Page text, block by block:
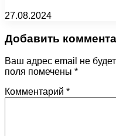
27.08.2024
Добавить
Ваш адрес email не
поля помечены *
Комментарий *